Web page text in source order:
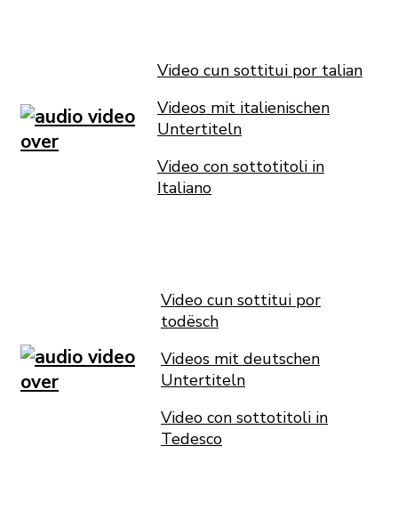
Video cun sottitui por talian
Videos mit italienischen
Untertiteln
Video con sottotitoli in
Italiano
Video cun sottitui por
todësch
Videos mit deutschen
Untertiteln
Video con sottotitoli in
Tedesco